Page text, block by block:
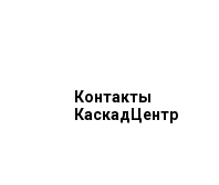
Контакты
КаскадЦентр